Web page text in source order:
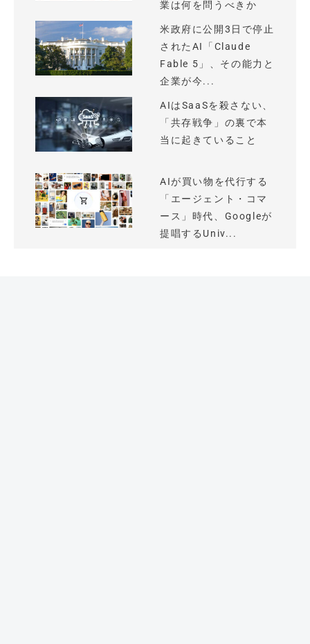
業は何を問うべきか
米政府に公開3日で停止
されたAI「Claude
Fable 5」、その能力と
企業が今...
AIはSaaSを殺さない、
「共存戦争」の裏で本
当に起きていること
AIが買い物を代行する
「エージェント・コマ
ース」時代、Googleが
提唱するUniv...